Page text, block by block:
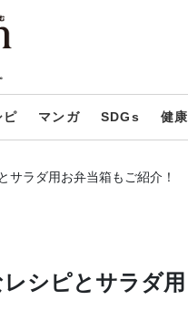
ピ マンガ SDGs 健康
サラダ用お弁当箱もご紹介！
シピとサラダ用